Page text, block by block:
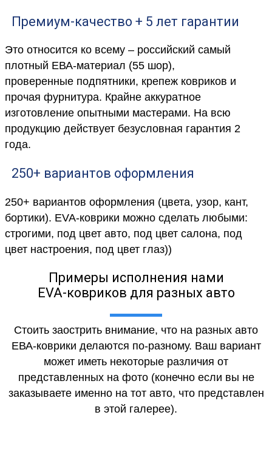
Премиум-качество + 5 лет гарантии
Это относится ко всему – российский самый
плотный ЕВА-материал (55 шор),
проверенные подпятники, крепеж ковриков и
прочая фурнитура. Крайне аккуратное
изготовление опытными мастерами. На всю
продукцию действует безусловная гарантия 2
года.
250+ вариантов оформления
250+ вариантов оформления (цвета, узор, кант,
бортики). EVA-коврики можно сделать любыми:
строгими, под цвет авто, под цвет салона, под
цвет настроения, под цвет глаз))
Примеры исполнения нами
EVA-ковриков для разных авто
Стоить заострить внимание, что на разных авто
ЕВА-коврики делаются по-разному. Ваш вариант
может иметь некоторые различия от
представленных на фото (конечно если вы не
заказываете именно на тот авто, что представлен
в этой галерее).